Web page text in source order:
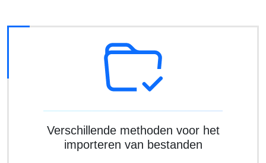
Verschillende methoden voor het
importeren van bestanden